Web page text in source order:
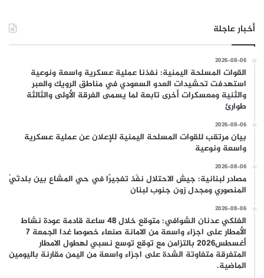
أخبار عاجلة
2026-08-06
القوات المسلحة اليمنية: نفذنا عملية عسكرية واسعة ونوعية
استهدفت تحشيدات العدو السعودي في مناطق الرويك والعبر
والثنية ومعسكرات أخرى تابعة لما يسمى الفرقة الأولى والثالثة
طوارئ
2026-08-06
بيان مرتقب للقوات المسلحة اليمنية للإعلان عن عملية عسكرية
واسعة ونوعية
2026-08-06
مصادر لبنانية: جيش الاحتلال نفّذ تفجيرًا في حي المشاع بين بلدتَيْ
المنصوري ومجدل زون جنوب لبنان
2026-08-06
الفلكي عدنان الشوافي: متوقع خلال 48 ساعة قادمة عودة نشاط
الأمطار على اجزاء واسعة من الامانة صنعاء خصوصا غدا الجمعة 7
أغسطس2026 بالتزامن مع توقع توسع نسبي لهطول الامطار
المتفرقة متفاوتة الشدة على اجزاء واسعة من اليمن مقارنة باليومين
الماضية.